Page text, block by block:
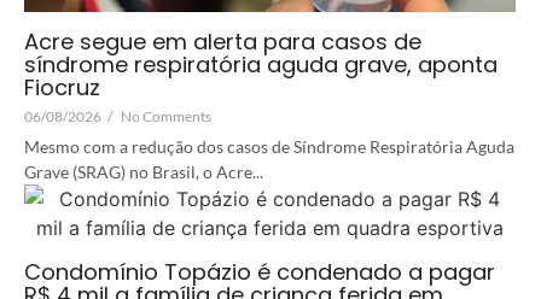
Acre segue em alerta para casos de
síndrome respiratória aguda grave, aponta
Fiocruz
06/08/2026 / No Comments
Mesmo com a redução dos casos de Síndrome Respiratória Aguda
Grave (SRAG) no Brasil, o Acre...
Condomínio Topázio é condenado a pagar